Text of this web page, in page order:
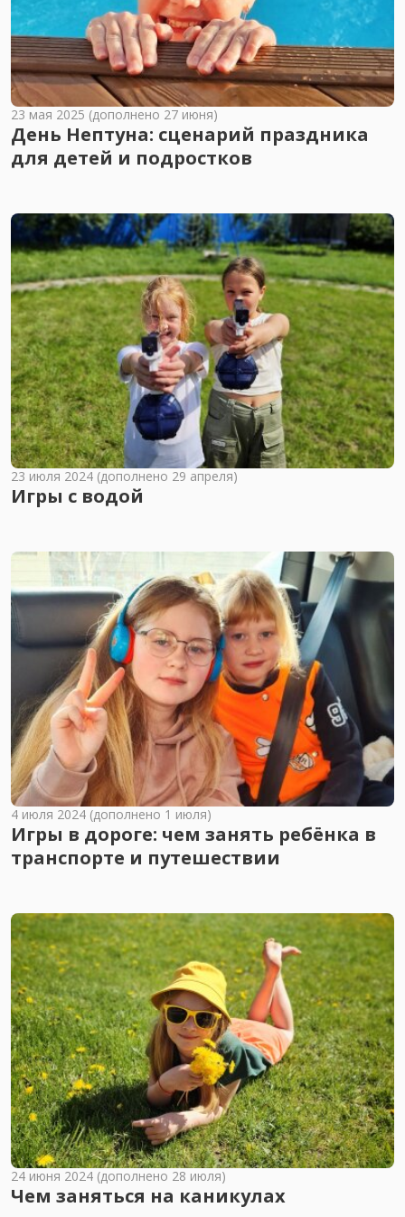
23 мая 2025 (дополнено 27 июня)
День Нептуна: сценарий праздника
для детей и подростков
23 июля 2024 (дополнено 29 апреля)
Игры с водой
4 июля 2024 (дополнено 1 июля)
Игры в дороге: чем занять ребёнка в
транспорте и путешествии
24 июня 2024 (дополнено 28 июля)
Чем заняться на каникулах